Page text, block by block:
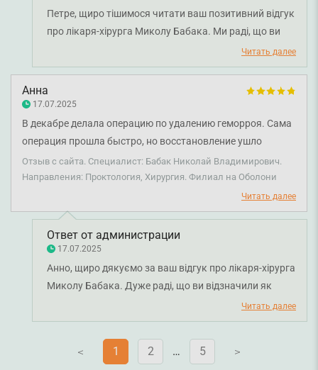
Петре, щиро тішимося читати ваш позитивний відгук
про лікаря-хірурга Миколу Бабака. Ми раді, що ви
залишилися задоволені операцією та відзначили
професіоналізм і людяність лікаря. Бажаємо вам
Читать далее
Анна
17.07.2025
В декабре делала операцию по удалению геморроя. Сама
операция прошла быстро, но восстановление ушло
больше времени, чем я ожидала. Врач подробно все
объяснил на этапе консультации. Также была
возможность обратиться при восстановлении. Так что
если не можете решиться на лечение — советую
обратиться к Николаю Владимировичу. Потому что
важно, что во время консультации и осмотра врач
профессионал своего дела, поэтому все проходит
комфортно.
Отзыв с сайта. Специалист: Бабак Николай Владимирович.
Направления: Проктология, Хирургия. Филиал на Оболони
Читать далее
Ответ от администрации
17.07.2025
Анно, щиро дякуємо за ваш відгук про лікаря-хірурга
Миколу Бабака. Дуже раді, що ви відзначили як
професійний підхід, так і підтримку на етапі
відновлення. Бажаємо вам міцного здоров'я!
Читать далее
V 1 2 … 5 V